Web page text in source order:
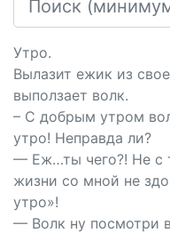
Утро.
Вылазит ежик из
выползает волк.
– С добрым утром
утро! Неправда ли?
— Еж…ты чего?! Не с
жизни со мной не
утро»!
— Волк ну посмотри